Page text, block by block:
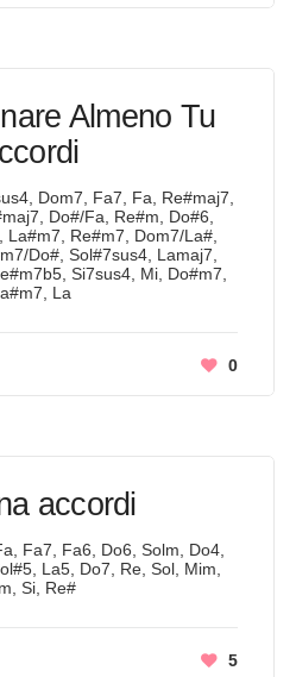
Almeno Tu
Dom7, Fa7, Fa, Re#maj7,
Do#/Fa, Re#m, Do#6,
La#m7, Re#m7, Dom7/La#,
Do#, Sol#7sus4, Lamaj7,
Si7sus4, Mi, Do#m7,
La
0
accordi
Fa7, Fa6, Do6, Solm, Do4,
La5, Do7, Re, Sol, Mim,
Si, Re#
5